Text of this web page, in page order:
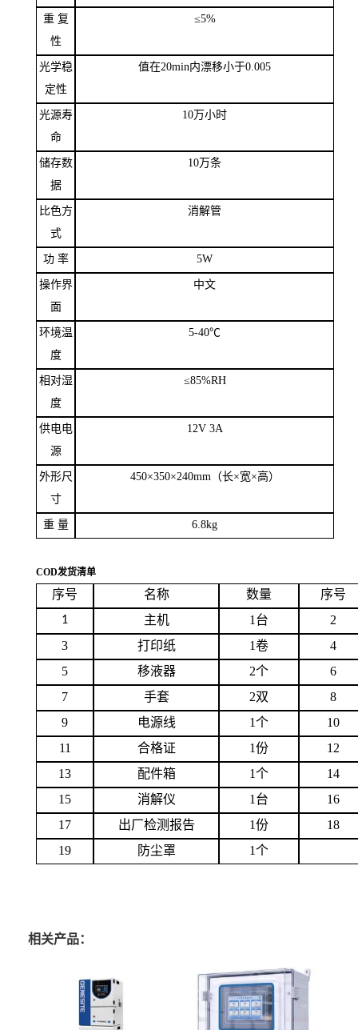
重 复
性
≤5%
光学稳
定性
值在20min内漂移小于0.005
光源寿
命
10 万小时
储存数
据
10 万条
比色方
式
消解管
功 率 5W
操作界
面
中文
环境温
度
5-40℃
相对湿
度
≤85%RH
供电电
源
12V 3A
外形尺
寸
450×350×240mm （长×宽×高）
重 量 6.8kg
COD发货清单
序号 名称 数量
序号
1
主机 1台
2
3
打印纸 1卷
4
5
移液器 2个
6
7
手套 2双
8
9
电源线 1个
10
11
合格证 1份
12
13
配件箱 1个
14
15
消解仪 1台
16
17
出厂检测报告 1份
18
19
防尘罩 1个
相关产品：